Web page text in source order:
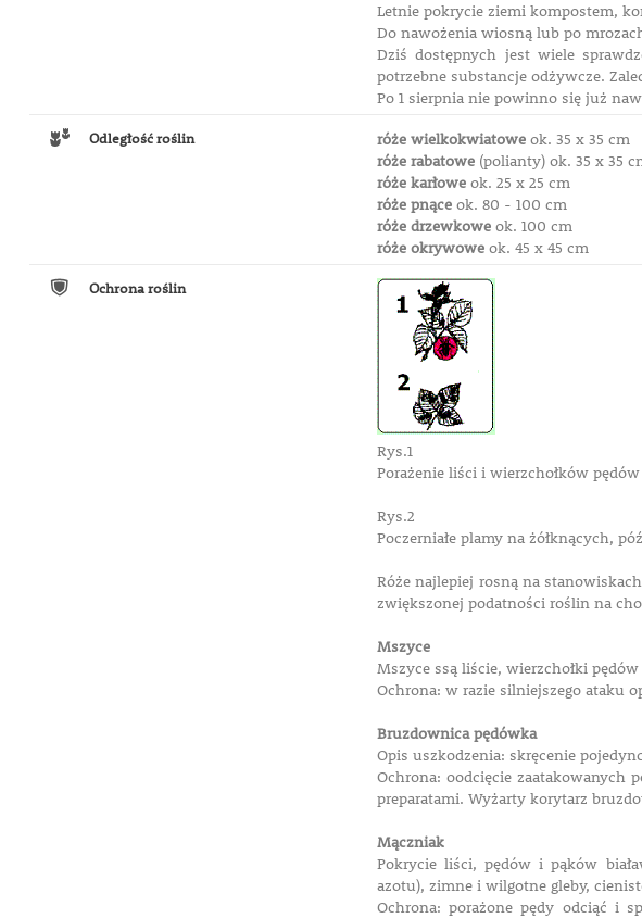
Letnie pokrycie ziemi kompostem,
Do nawożenia wiosną lub po
Dziś dostępnych jest wiele
potrzebne substancje odżywcze.
Po 1 sierpnia nie powinno się już
Odległość roślin róże wielkokwiatoweok. 35 x 35 cm
róże rabatowe(polianty) ok. 35 x 35
róże karłoweok. 25 x 25 cm
róże pnąceok. 80 - 100 cm
róże drzewkoweok. 100 cm
róże okrywoweok. 45 x 45 cm
Ochrona roślin
Rys.1
Porażenie liści i wierzchołków
Rys.2
Poczerniałe plamy na żółknących,
Róże najlepiej rosną na
zwiększonej podatności roślin na
Mszyce
Mszyce ssą liście, wierzchołki
Ochrona: w razie silniejszego ataku
Bruzdownica pędówka
Opis uszkodzenia: skręcenie
Ochrona: oodcięcie zaatakowanych
preparatami. Wyżarty korytarz
Mączniak
Pokrycie liści, pędów i pąków
azotu), zimne i wilgotne gleby,
Ochrona: porażone pędy odciąć i